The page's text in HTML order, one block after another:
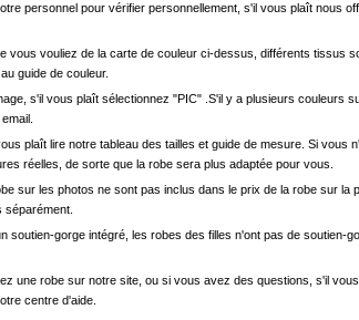
personnel pour vérifier personnellement, s'il vous plaît nous
vous vouliez de la carte de couleur ci-dessus, différents tissus
guide de couleur.
s'il vous plaît sélectionnez "PIC" .S'il y a plusieurs couleurs
plaît lire notre tableau des tailles et guide de mesure. Si
réelles, de sorte que la robe sera plus adaptée pour vous.
sur les photos ne sont pas inclus dans le prix de la robe sur
soutien-gorge intégré, les robes des filles n'ont pas de
une robe sur notre site, ou si vous avez des questions, s'il
centre d'aide.